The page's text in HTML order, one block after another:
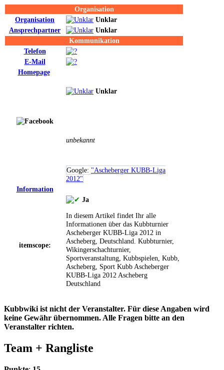
Organisation
Organisation
Unklar
Ansprechpartner
Unklar
Kommunikation
Telefon
E-Mail
Homepage
Unklar
unbekannt
Google: "Ascheberger KUBB-Liga
2012"
Information
itemscope:
Ja
In diesem Artikel findet Ihr alle
Informationen über das Kubbturnier
Ascheberger KUBB-Liga 2012 in
Ascheberg, Deutschland. Kubbturnier,
Wikingerschachturnier,
Sportveranstaltung, Kubbspielen, Kubb,
Ascheberg, Sport Kubb Ascheberger
KUBB-Liga 2012 Ascheberg
Deutschland
Kubbwiki ist nicht der Veranstalter. Für diese Angaben wird
keine Gewähr übernommen. Alle Fragen bitte an den
Veranstalter richten.
Team + Rangliste